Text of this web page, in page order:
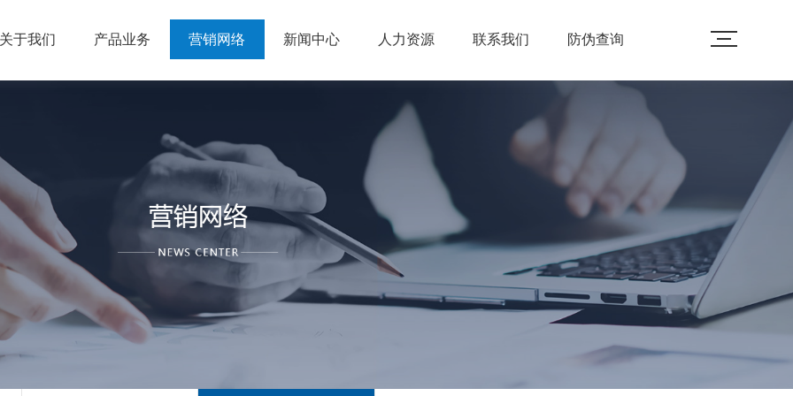
于我们 产品业务 营销网络 新闻中心 人力资源 联系我们 防伪查询